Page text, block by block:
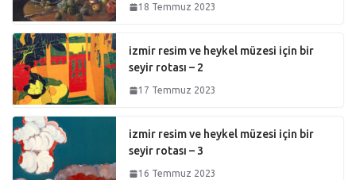
18 Temmuz 2023
izmir resim ve heykel müzesi için bir
seyir rotası – 2
17 Temmuz 2023
izmir resim ve heykel müzesi için bir
seyir rotası – 3
16 Temmuz 2023